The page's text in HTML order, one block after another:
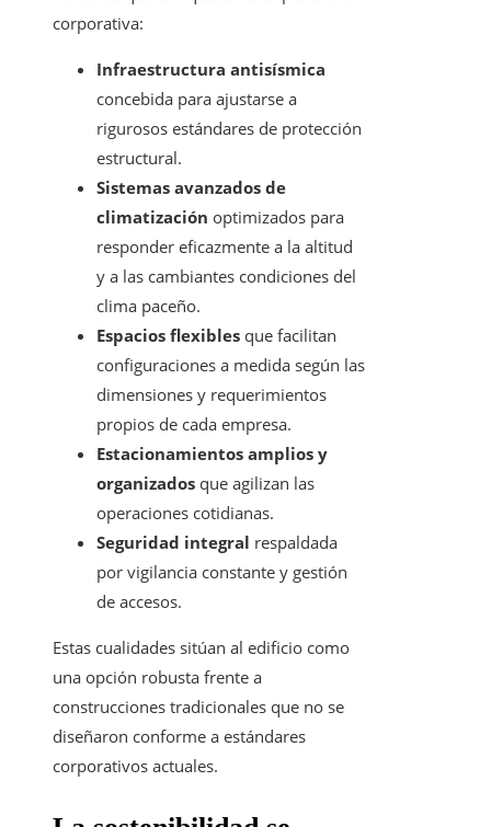
corporativa:
Infraestructura antisísmica
concebida para ajustarse a
rigurosos estándares de protección
estructural.
Sistemas avanzados de
climatización optimizados para
responder eficazmente a la altitud
y a las cambiantes condiciones del
clima paceño.
Espacios flexibles que facilitan
configuraciones a medida según las
dimensiones y requerimientos
propios de cada empresa.
Estacionamientos amplios y
organizados que agilizan las
operaciones cotidianas.
Seguridad integral respaldada
por vigilancia constante y gestión
de accesos.
Estas cualidades sitúan al edificio como
una opción robusta frente a
construcciones tradicionales que no se
diseñaron conforme a estándares
corporativos actuales.